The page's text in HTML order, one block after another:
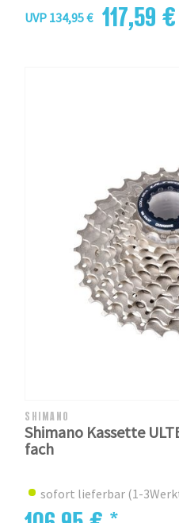
UVP 134,95 € 117,59
SHIMANO
Shimano Kassette
fach
sofort lieferbar (1-